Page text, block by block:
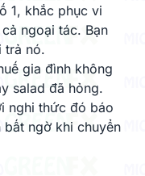
1, khắc phục vi
ngoại tác. Bạn
trả nó.
gia đình không
salad đã hỏng.
nghi thức đó báo
ngờ khi chuyển